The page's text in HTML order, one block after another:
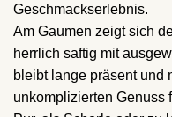
Geschmackserlebnis.
Am Gaumen zeigt sich
herrlich saftig mit
bleibt lange präsent und
unkomplizierten Genuss